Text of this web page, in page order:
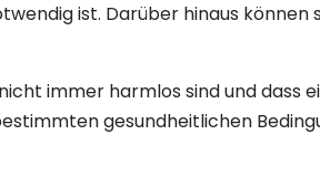
ist. Darüber hinaus können
immer harmlos sind und dass
gesundheitlichen